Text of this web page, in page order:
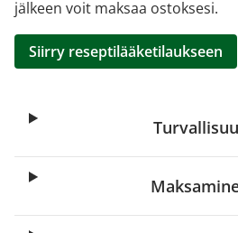
jälkeen voit maksaa ostoksesi.
Siirry reseptilääketilaukseen